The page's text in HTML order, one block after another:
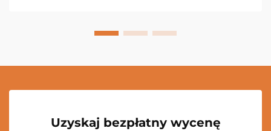
Uzyskaj bezpłatny wycenę